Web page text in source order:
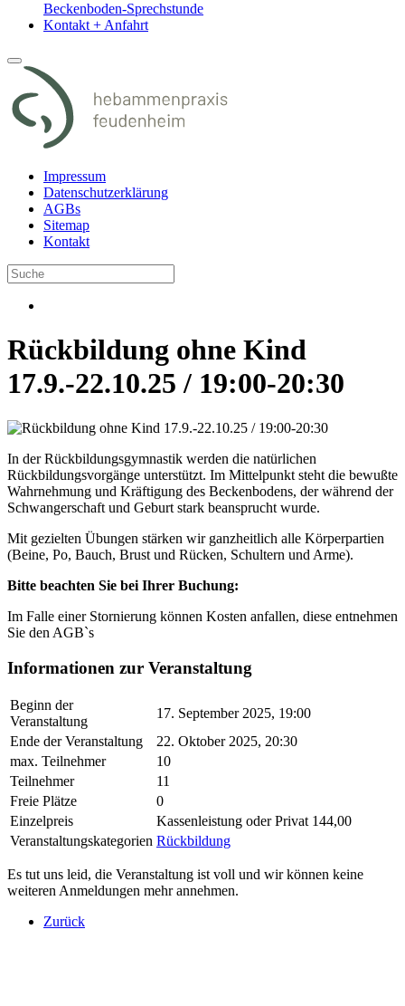
Beckenboden-Sprechstunde
Kontakt + Anfahrt
Impressum
Datenschutzerklärung
AGBs
Sitemap
Kontakt
Rückbildung ohne Kind
17.9.-22.10.25 / 19:00-20:30
In der Rückbildungsgymnastik werden die natürlichen
Rückbildungsvorgänge unterstützt. Im Mittelpunkt steht die bewußte
Wahrnehmung und Kräftigung des Beckenbodens, der während der
Schwangerschaft und Geburt stark beansprucht wurde.
Mit gezielten Übungen stärken wir ganzheitlich alle Körperpartien
(Beine, Po, Bauch, Brust und Rücken, Schultern und Arme).
Bitte beachten Sie bei Ihrer Buchung:
Im Falle einer Stornierung können Kosten anfallen, diese entnehmen
Sie den AGB`s
Informationen zur Veranstaltung
Beginn der
Veranstaltung
17. September 2025, 19:00
Ende der Veranstaltung
22. Oktober 2025, 20:30
max. Teilnehmer
10
Teilnehmer
11
Freie Plätze
0
Einzelpreis
Kassenleistung oder Privat 144,00
Veranstaltungskategorien Rückbildung
Es tut uns leid, die Veranstaltung ist voll und wir können keine
weiteren Anmeldungen mehr annehmen.
Zurück